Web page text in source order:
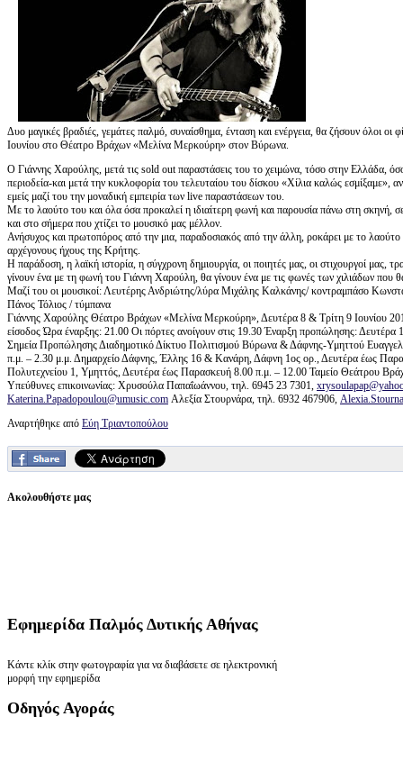
Δυο μαγικές βραδιές, γεμάτες παλμό, συναίσθημα, ένταση και ενέργεια, θα ζήσουν όλοι
Ιουνίου στο Θέατρο Βράχων «Μελίνα Μερκούρη» στον Βύρωνα.
Ο Γιάννης Χαρούλης, μετά τις sold out παραστάσεις του το χειμώνα, τόσο στην Ελλάδα,
περιοδεία-και μετά την κυκλοφορία του τελευταίου του δίσκου «Χίλια καλώς εσμίξαμε»,
εμείς μαζί του την μοναδική εμπειρία των live παραστάσεων του.
Με το λαούτο του και όλα όσα προκαλεί η ιδιαίτερη φωνή και παρουσία πάνω στη σκηνή,
και στο σήμερα που χτίζει το μουσικό μας μέλλον.
Ανήσυχος και πρωτοπόρος από την μια, παραδοσιακός από την άλλη, ροκάρει με το
αρχέγονους ήχους της Κρήτης.
Η παράδοση, η λαϊκή ιστορία, η σύγχρονη δημιουργία, οι ποιητές μας, οι στιχουργοί μας,
γίνουν ένα με τη φωνή του Γιάννη Χαρούλη, θα γίνουν ένα με τις φωνές των χιλιάδων που
Μαζί του οι μουσικοί: Λευτέρης Ανδριώτης/λύρα Μιχάλης Καλκάνης/ κοντραμπάσο
Πάνος Τόλιος / τύμπανα
Γιάννης Χαρούλης Θέατρο Βράχων «Μελίνα Μερκούρη», Δευτέρα 8 & Τρίτη 9 Ιουνίου
είσοδος Ώρα έναρξης: 21.00 Οι πόρτες ανοίγουν στις 19.30 Έναρξη προπώλησης: Δευτέρα
Σημεία Προπώλησης Διαδημοτικό Δίκτυο Πολιτισμού Βύρωνα & Δάφνης-Υμηττού
π.μ. – 2.30 μ.μ. Δημαρχείο Δάφνης, Έλλης 16 & Κανάρη, Δάφνη 1ος ορ., Δευτέρα έως
Πολυτεχνείου 1, Υμηττός, Δευτέρα έως Παρασκευή 8.00 π.μ. – 12.00 Ταμείο Θεάτρου
Υπεύθυνες επικοινωνίας: Χρυσούλα Παπαΐωάννου, τηλ. 6945 23 7301,
Katerina.Papadopoulou@umusic.com Αλεξία Στουρνάρα, τηλ. 6932 467906,
Αναρτήθηκε από Εύη Τριαντοπούλου
Ακολουθήστε μας
Εφημερίδα Παλμός Δυτικής Αθήνας
Κάντε κλίκ στην φωτογραφία για να διαβάσετε σε ηλεκτρονική
μορφή την εφημερίδα
Οδηγός Αγοράς